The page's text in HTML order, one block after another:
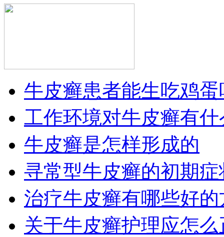
牛皮癣患者能生吃鸡蛋
工作环境对牛皮癣有
牛皮癣是怎样形成的
寻常型牛皮癣的初期
治疗牛皮癣有哪些好的
关于牛皮癣护理应怎